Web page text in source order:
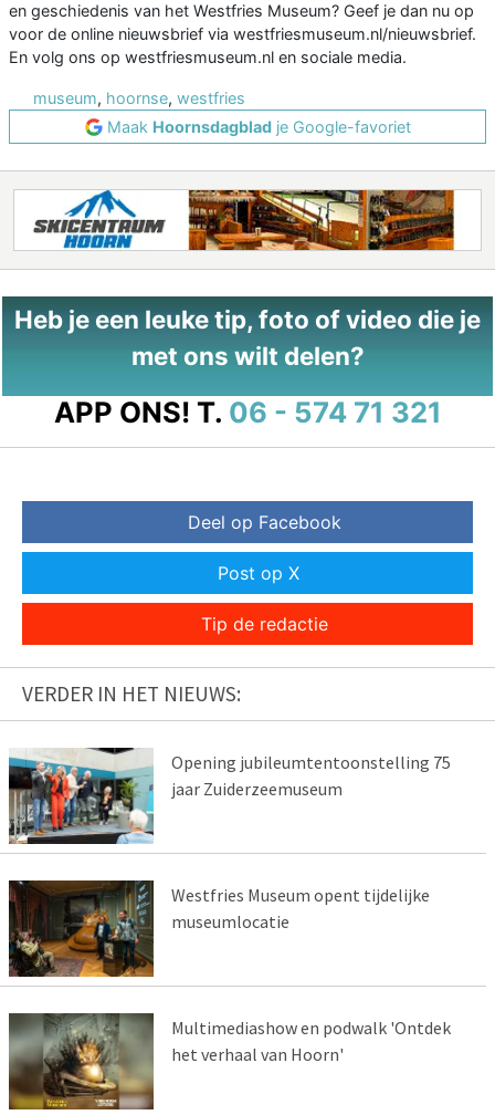
en geschiedenis van het Westfries Museum? Geef je dan nu op
voor de online nieuwsbrief via westfriesmuseum.nl/nieuwsbrief.
En volg ons op westfriesmuseum.nl en sociale media.
museum, hoornse, westfries
Maak Hoornsdagbladje Google-favoriet
Heb je een leuke tip, foto of video die je
met ons wilt delen?
APP ONS! T. 06 - 574 71 321
Deel op Facebook
Post op X
Tip de redactie
VERDER IN HET NIEUWS:
Opening jubileumtentoonstelling 75
jaar Zuiderzeemuseum
Westfries Museum opent tijdelijke
museumlocatie
Multimediashow en podwalk 'Ontdek
het verhaal van Hoorn'